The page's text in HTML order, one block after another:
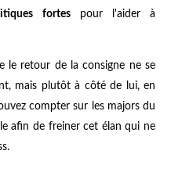
fortespour l'aider à
le retour de la consigne ne se
mais plutôt à côté de lui, en
compter sur les majors du
afin de freiner cet élan qui ne